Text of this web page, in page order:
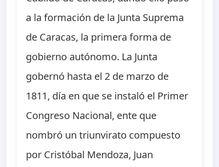
a la formación de la Junta Suprema
de Caracas, la primera forma de
gobierno autónomo. La Junta
gobernó hasta el 2 de marzo de
1811, día en que se instaló el Primer
Congreso Nacional, ente que
nombró un triunvirato compuesto
por Cristóbal Mendoza, Juan